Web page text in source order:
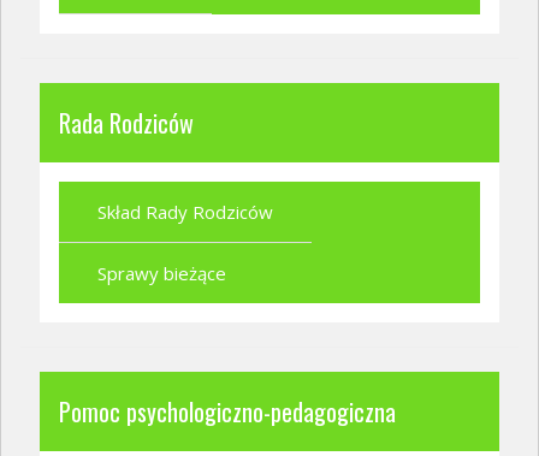
Rada Rodziców
Skład Rady Rodziców
Sprawy bieżące
Pomoc psychologiczno-pedagogiczna